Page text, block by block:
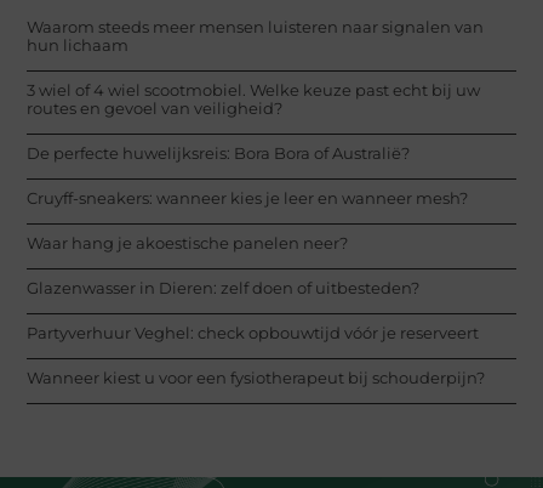
Waarom steeds meer mensen luisteren naar signalen van
hun lichaam
3 wiel of 4 wiel scootmobiel. Welke keuze past echt bij uw
routes en gevoel van veiligheid?
De perfecte huwelijksreis: Bora Bora of Australië?
Cruyff-sneakers: wanneer kies je leer en wanneer mesh?
Waar hang je akoestische panelen neer?
Glazenwasser in Dieren: zelf doen of uitbesteden?
Partyverhuur Veghel: check opbouwtijd vóór je reserveert
Wanneer kiest u voor een fysiotherapeut bij schouderpijn?